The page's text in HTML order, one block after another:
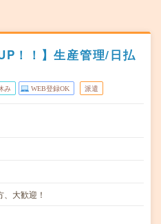
！！】生産管理/日払
み WEB登録OK 派遣
大歓迎！